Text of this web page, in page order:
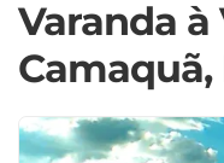
Varanda à
Camaquã,